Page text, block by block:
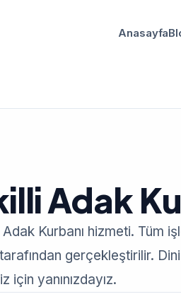
Anasayfa
Adak
Kurbanı hizmeti. Tüm
gerçekleştirilir.
için yanınızdayız.